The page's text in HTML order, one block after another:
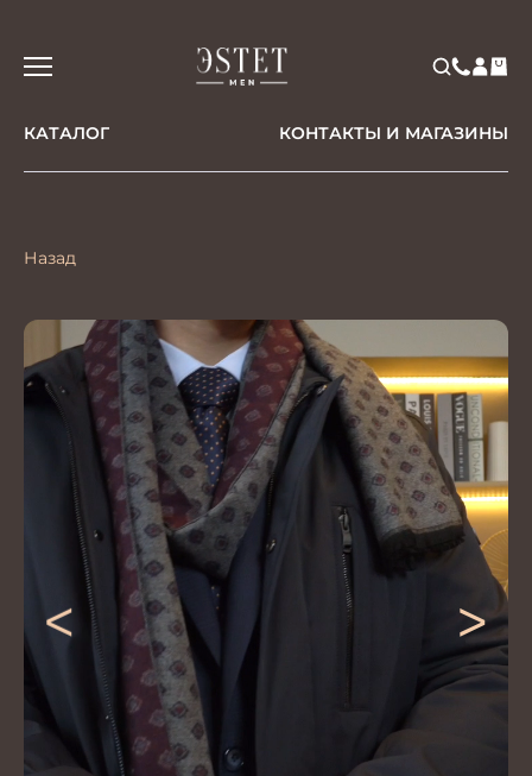
КАТАЛОГ КОНТАКТЫ И МАГАЗИНЫ
Назад
< >